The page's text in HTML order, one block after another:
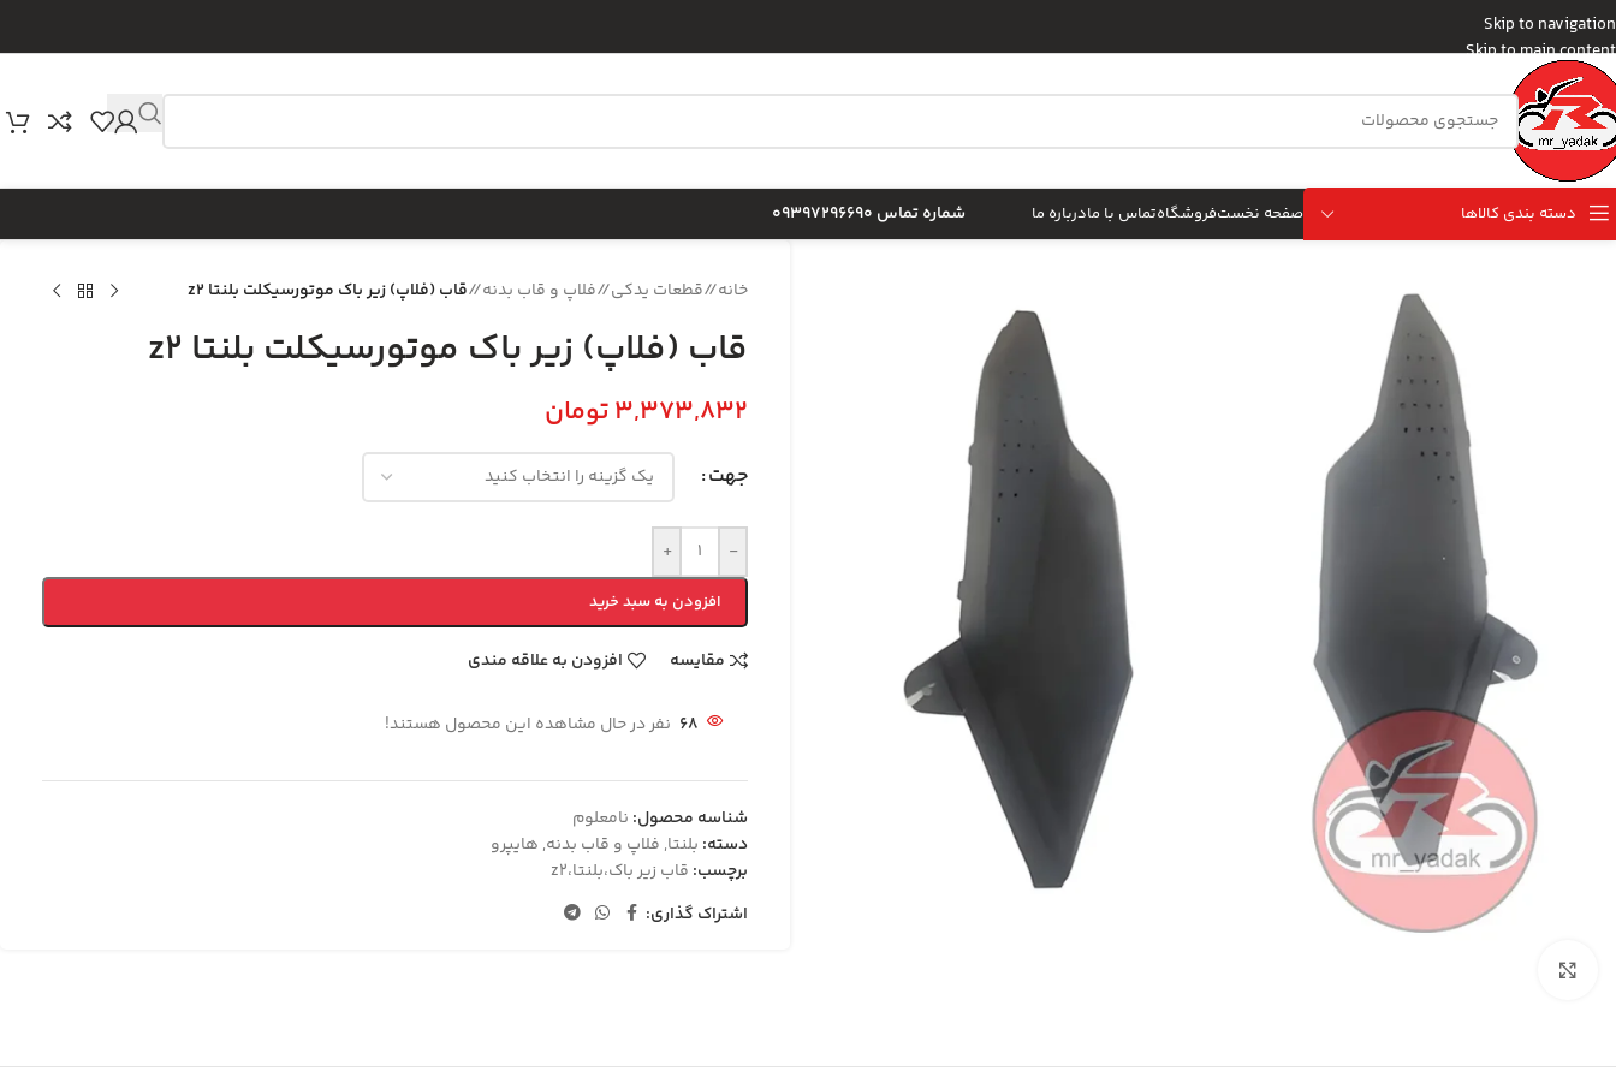
Skip to navigation
Skip to main content
دسته بندی کالاها صفحه نخستفروشگاهتماس با مادرباره ما شماره تماس 09397296690
خانه/ قطعات یدکی/ فلاپ و قاب بدنه/ قاب (فلاپ) زیر باک موتورسیکلت بلنتا z2
قاب (فلاپ) زیر باک موتورسیکلت بلنتا z2
3,373,832تومان
جهت
-
+
افزودن به سبد خرید
مقایسه افزودن به علاقه مندی
68 نفر در حال مشاهده این محصول هستند!
شناسه محصول: نامعلوم
دسته: بلنتا, فلاپ و قاب بدنه, هایپرو
برچسب: قاب زیر باک،بلنتا،z2
اشتراک گذاری: